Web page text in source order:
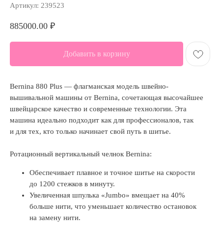
Артикул: 239523
885000.00 ₽
Добавить в корзину
Bernina 880 Plus — флагманская модель швейно-
вышивальной машины от Bernina, сочетающая высочайшее
швейцарское качество и современные технологии. Эта
машина идеально подходит как для профессионалов, так
и для тех, кто только начинает свой путь в шитье.
Ротационный вертикальный челнок Bernina:
Обеспечивает плавное и точное шитье на скорости
до 1200 стежков в минуту.
Увеличенная шпулька «Jumbo» вмещает на 40%
больше нити, что уменьшает количество остановок
на замену нити.